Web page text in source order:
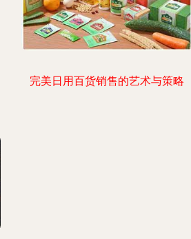
完美日用百货销售的艺术与策略